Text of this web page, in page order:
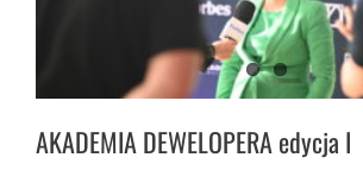
AKADEMIA DEWELOPERA edycja I